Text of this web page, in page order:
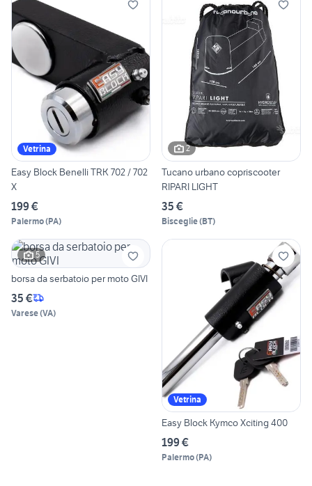
Vetrina
Easy Block Benelli TRK 702 / 702
X
199 €
Palermo(PA)
2
Tucano urbano copriscooter
RIPARI LIGHT
35 €
Bisceglie(BT)
5
borsa da serbatoio per moto GIVI
35 €
Varese(VA)
Vetrina
Easy Block Kymco Xciting 400
199 €
Palermo(PA)